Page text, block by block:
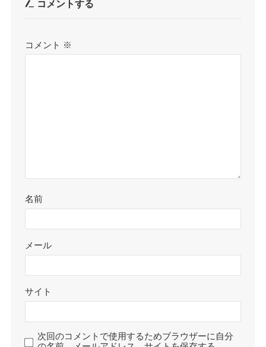
コメントする
コメント ※
名前
メール
サイト
次回のコメントで使用するためブラウザーに自分